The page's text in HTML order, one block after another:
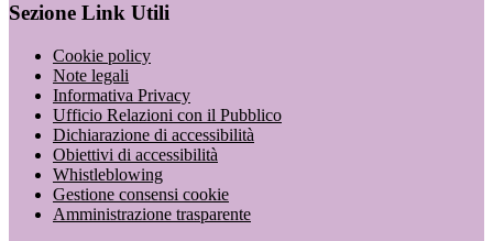
Sezione Link Utili
Cookie policy
Note legali
Informativa Privacy
Ufficio Relazioni con il Pubblico
Dichiarazione di accessibilità
Obiettivi di accessibilità
Whistleblowing
Gestione consensi cookie
Amministrazione trasparente